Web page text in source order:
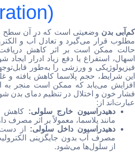
کم‌آبی بدن وضعیتی است که در آن سطح
مطلوب قرار می‌گیرد و تعادل آب و
حالت ممکن است بر اثر کاهش دریافت
اسهال، استفراغ یا دفع زیاد ادرار
فیزیولوژیکی و ورزشی را به‌طور
این شرایط، حجم پلاسما کاهش یافته و
افزایش می‌یابد که ممکن است منجر
فشار خون و اختلال در تنظیم دمای بدن
عبارت‌اند از:
دهیدراسیون خارج سلولی: کاهش
مانند پلاسما، معمولاً بر اثر مصرف
دهیدراسیون داخل سلولی: از
مصرف آب بدون جایگزینی
از سلول‌ها می‌شود.